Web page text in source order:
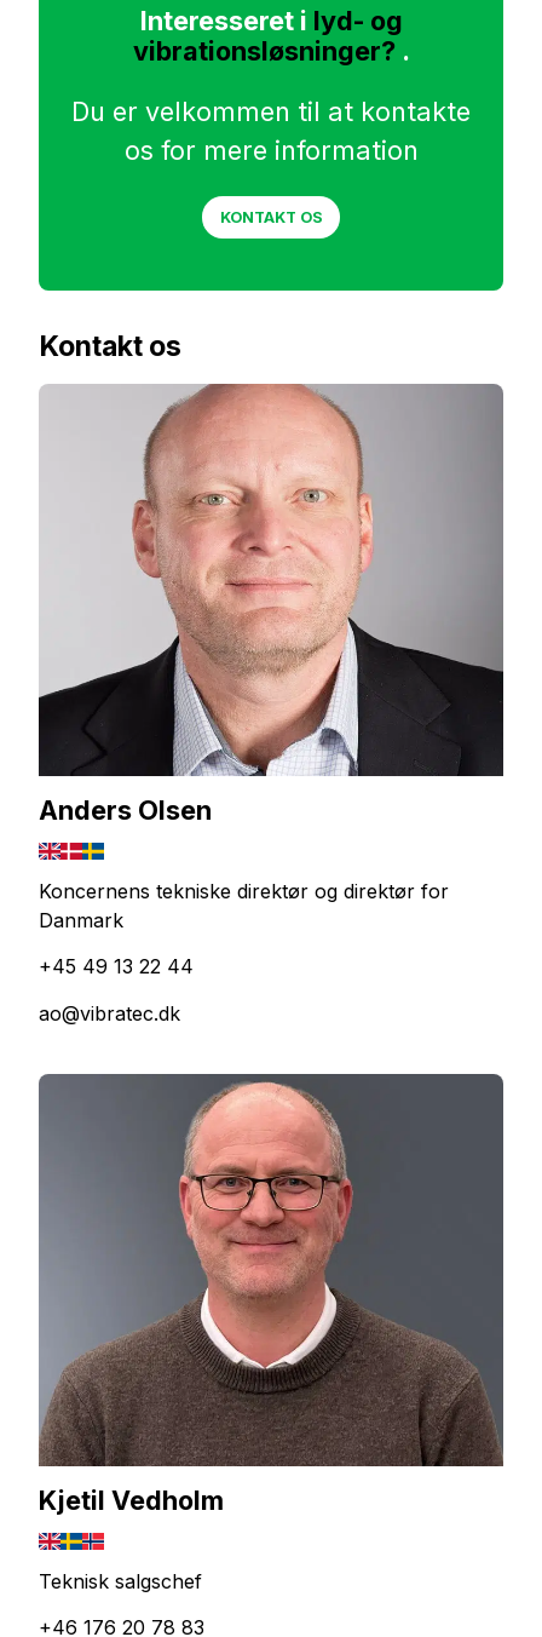
Interesseret i lyd- og
vibrationsløsninger? .
Du er velkommen til at kontakte
os for mere information
KONTAKT OS
Kontakt os
Anders Olsen
Koncernens tekniske direktør og direktør for
Danmark
+45 49 13 22 44
ao@vibratec.dk
Kjetil Vedholm
Teknisk salgschef
+46 176 20 78 83